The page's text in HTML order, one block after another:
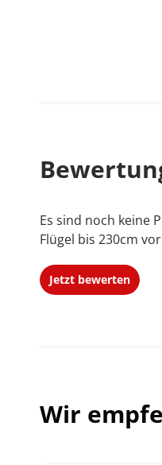
Es sind noch keine
Flügel bis 230cm
Jetzt bewerten
Wir